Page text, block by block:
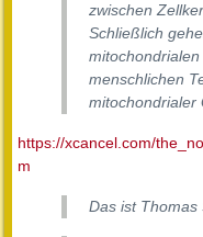
zwischen
Schließlich
menschlichen
mitochondrialer
https://xcancel.com/
m
Das ist Thomas